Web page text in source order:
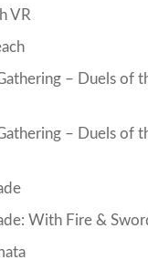
VR
– Duels of
– Duels of
With Fire &